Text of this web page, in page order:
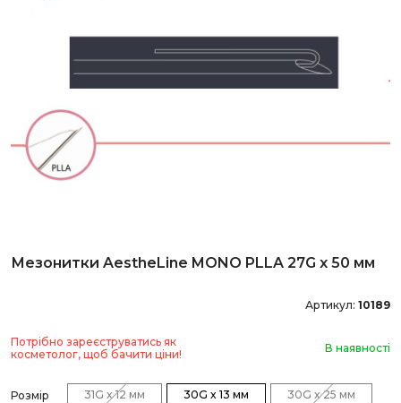
Мезонитки AestheLine MONO PLLA 27G x 50 мм
Артикул: 10189
Потрібно зареєструватись як
косметолог, щоб бачити ціни!
В наявності
Розмір 31G x 12 мм 30G x 13 мм 30G x 25 мм